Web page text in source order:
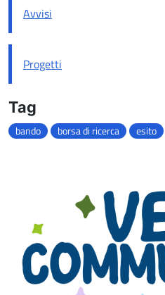
Avvisi
Progetti
Tag
bando borsa di ricerca esito